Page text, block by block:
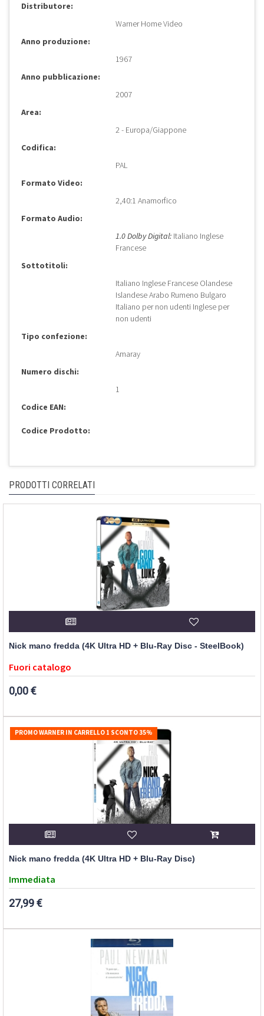
Distributore:
Warner Home Video
Anno produzione:
1967
Anno pubblicazione:
2007
Area:
2 - Europa/Giappone
Codifica:
PAL
Formato Video:
2,40:1 Anamorfico
Formato Audio:
1.0 Dolby Digital: Italiano Inglese
Francese
Sottotitoli:
Italiano Inglese Francese Olandese
Islandese Arabo Rumeno Bulgaro
Italiano per non udenti Inglese per
non udenti
Tipo confezione:
Amaray
Numero dischi:
1
Codice EAN:
Codice Prodotto:
PRODOTTI CORRELATI
Nick mano fredda (4K Ultra HD + Blu-Ray Disc - SteelBook)
Fuori catalogo
0,00 €
PROMO WARNER IN CARRELLO 1 SCONTO 35%
Nick mano fredda (4K Ultra HD + Blu-Ray Disc)
Immediata
27,99 €